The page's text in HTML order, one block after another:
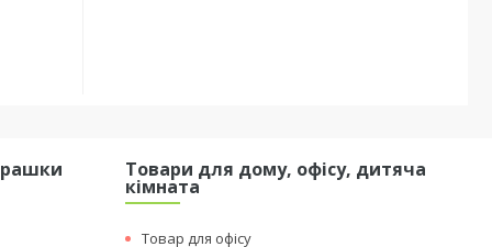
Товари для дому, офісу, дитяча
кімната
Товар для офісу